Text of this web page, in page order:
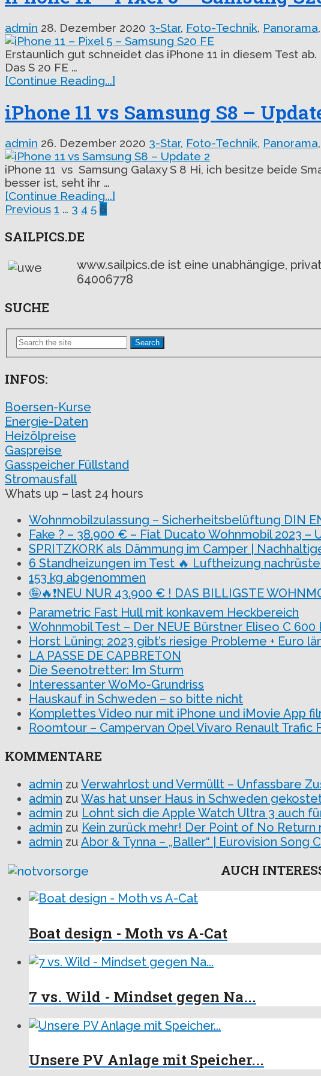
admin 28. Dezember 2020 3-Star, Foto-Technik, Panorama,
Erstaunlich gut schneidet das iPhone 11 in diesem Test
Das S 20 FE …
[Continue Reading...]
iPhone 11 vs Samsung S8 –
admin 26. Dezember 2020 3-Star, Foto-Technik, Panorama,
iPhone 11 vs Samsung Galaxy S 8 Hi, ich besitze beide
besser ist, seht ihr …
[Continue Reading...]
Seitennummerierung
der
Previous 1 … 3 4 5 6
SAILPICS.DE
www.sailpics.de ist eine unabhängige,
64006778
SUCHE
Search
INFOS:
Boersen-Kurse
Energie-Daten
Heizölpreise
Gaspreise
Gasspeicher Füllstand
Stromausfall
Whats up – last 24 hours
Wohnmobilzulassung – Sicherheitsbelüftung DIN
Fake ? – 38.900 € – Fiat Ducato Wohnmobil 2023 –
SPRITZKORK als Dämmung im Camper |
6 Standheizungen im Test 🔥 Luftheizung
153 kg abgenommen
🤪🔥❗NEU NUR 43.900 € ! DAS BILLIGSTE
Parametric Fast Hull mit konkavem Heckbereich
Wohnmobil Test – Der NEUE Bürstner Eliseo C 600
Horst Lüning: 2023 gibt’s riesige Probleme + Euro
LA PASSE DE CAPBRETON
Die Seenotretter: Im Sturm
Interessanter WoMo-Grundriss
Hauskauf in Schweden – so bitte nicht
Komplettes Video nur mit iPhone und iMovie App
Roomtour – Campervan Opel Vivaro Renault Trafic
KOMMENTARE
admin zu Verwahrlost und Vermüllt – Unfassbare
admin zu Was hat unser Haus in Schweden
admin zu Lohnt sich die Apple Watch Ultra 3 auch
admin zu Kein zurück mehr! Der Point of No Return
admin zu Abor & Tynna – „Baller“ | Eurovision Song
AUCH
Boat design - Moth vs A-Cat
7 vs. Wild - Mindset gegen Na...
Unsere PV Anlage mit Speicher...